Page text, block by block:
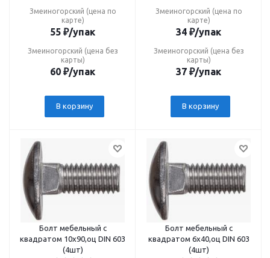
Змеиногорский (цена по
карте)
55 ₽/упак
Змеиногорский (цена без
карты)
60 ₽/упак
В корзину
Змеиногорский (цена по
карте)
34 ₽/упак
Змеиногорский (цена без
карты)
37 ₽/упак
В корзину
Болт мебельный с
квадратом 10х90,оц DIN 603
(4шт)
Болт мебельный с
квадратом 6х40,оц DIN 603
(4шт)